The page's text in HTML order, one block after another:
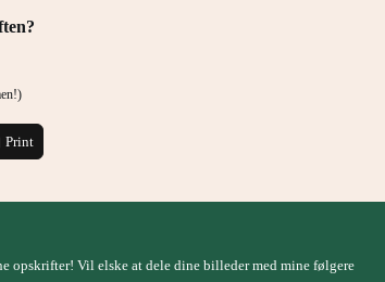
Print
opskrifter! Vil elske at dele dine billeder med mine følgere